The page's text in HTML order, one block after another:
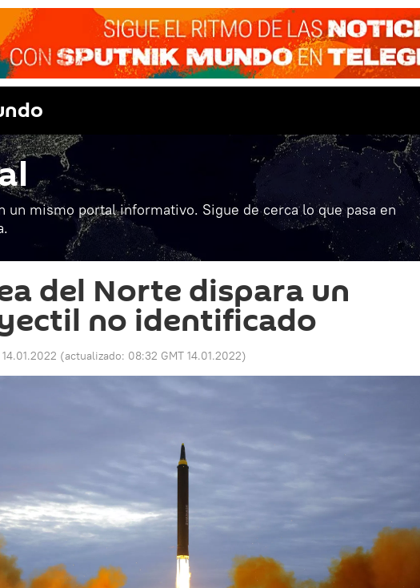
un mismo portal informativo. Sigue de cerca lo que pasa en
del Norte dispara un
no identificado
(actualizado: 08:32 GMT 14.01.2022)